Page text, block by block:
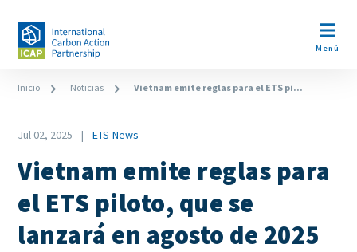
contenido
Open
Menú
Ruta
navegación
Inicio Noticias Vietnam emite reglas para el ETS pi...
Date
Jul 02, 2025
Category
ETS-News
Vietnam emite reglas para
el ETS piloto, que se
lanzará en agosto de 2025